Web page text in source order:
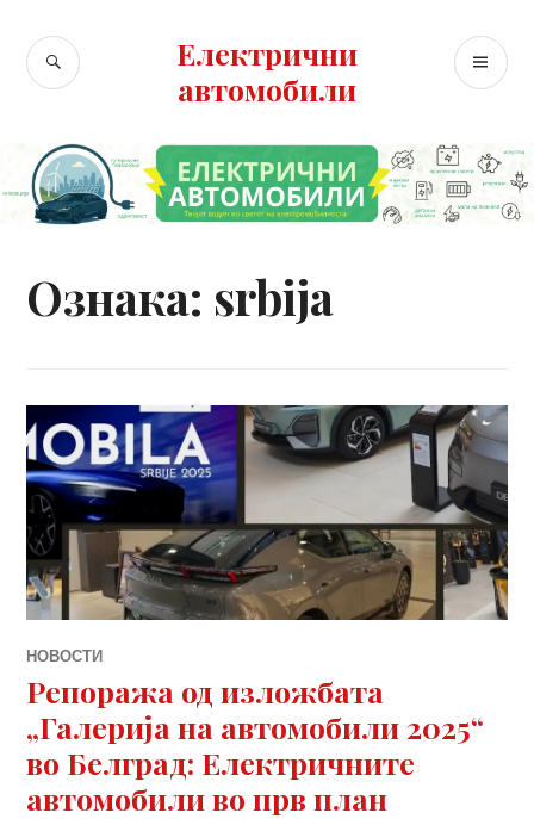
content
Електрични
автомобили
SEARCH
Ознака: srbija
НОВОСТИ
Репоража од изложбата
„Галерија на автомобили 2025“
во Белград: Електричните
автомобили во прв план